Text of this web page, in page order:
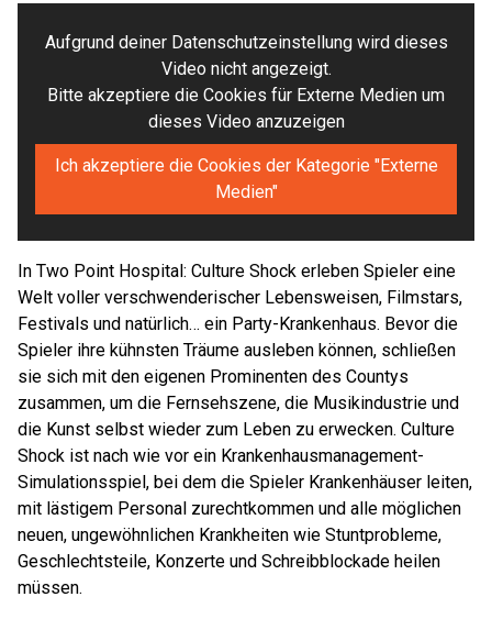
Aufgrund deiner Datenschutzeinstellung wird dieses
Video nicht angezeigt.
Bitte akzeptiere die Cookies für Externe Medien um
dieses Video anzuzeigen
Ich akzeptiere die Cookies der Kategorie "Externe
Medien"
In Two Point Hospital: Culture Shock erleben Spieler eine
Welt voller verschwenderischer Lebensweisen, Filmstars,
Festivals und natürlich… ein Party-Krankenhaus. Bevor die
Spieler ihre kühnsten Träume ausleben können, schließen
sie sich mit den eigenen Prominenten des Countys
zusammen, um die Fernsehszene, die Musikindustrie und
die Kunst selbst wieder zum Leben zu erwecken. Culture
Shock ist nach wie vor ein Krankenhausmanagement-
Simulationsspiel, bei dem die Spieler Krankenhäuser leiten,
mit lästigem Personal zurechtkommen und alle möglichen
neuen, ungewöhnlichen Krankheiten wie Stuntprobleme,
Geschlechtsteile, Konzerte und Schreibblockade heilen
müssen.